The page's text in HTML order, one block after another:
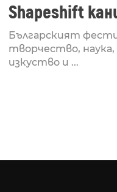
Shapeshift
Fabrizio
за
Българският
творчество, наука,
изкуство и ...